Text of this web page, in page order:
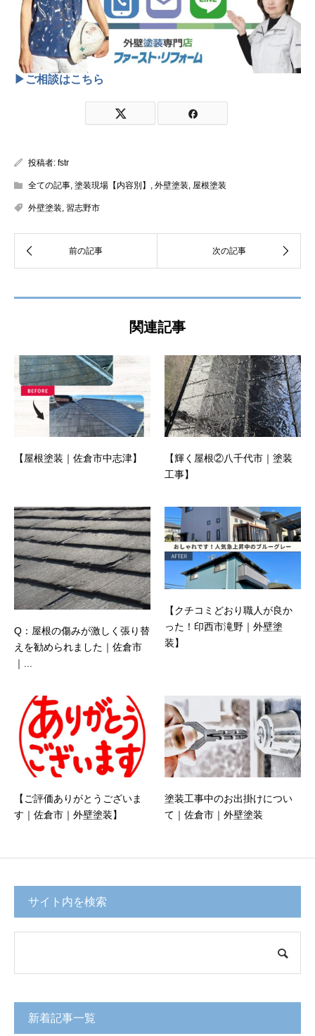
▶ご相談はこちら
投稿者: fstr
全ての記事 塗装現場【内容別】 外壁塗装 屋根塗装
外壁塗装 習志野市
関連記事
【屋根塗装｜佐倉市中志津】
【輝く屋根②八千代市｜塗装
工事】
Q：屋根の傷みが激しく張り替
えを勧められました｜佐倉市
｜...
【クチコミどおり職人が良か
った！印西市滝野｜外壁塗
装】
【ご評価ありがとうございま
す｜佐倉市｜外壁塗装】
塗装工事中のお出掛けについ
て｜佐倉市｜外壁塗装
サイト内を検索
新着記事一覧